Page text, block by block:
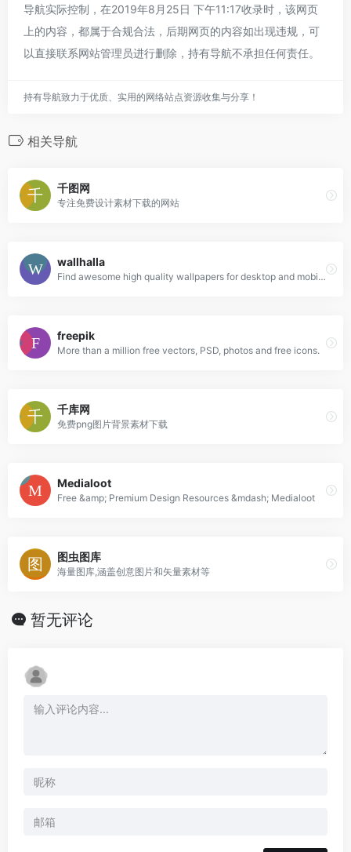
导航实际控制，在2019年8月25日 下午11:17收录时，该网页
上的内容，都属于合规合法，后期网页的内容如出现违规，可
以直接联系网站管理员进行删除，持有导航不承担任何责任。
持有导航致力于优质、实用的网络站点资源收集与分享！
相关导航
千图网
专注免费设计素材下载的网站
wallhalla
Find awesome high quality wallpapers for desktop and mobile in one place.
freepik
More than a million free vectors, PSD, photos and free icons.
千库网
免费png图片背景素材下载
Medialoot
Free &amp; Premium Design Resources &mdash; Medialoot
图虫图库
海量图库,涵盖创意图片和矢量素材等
暂无评论